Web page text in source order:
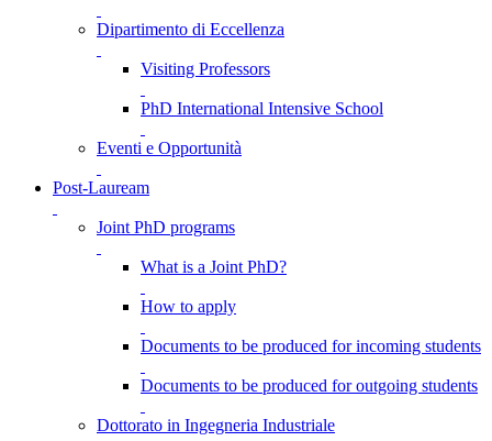
Dipartimento di Eccellenza
Visiting Professors
PhD International Intensive School
Eventi e Opportunità
Post-Lauream
Joint PhD programs
What is a Joint PhD?
How to apply
Documents to be produced for incoming students
Documents to be produced for outgoing students
Dottorato in Ingegneria Industriale